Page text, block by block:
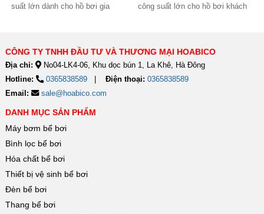
suất lớn dành cho hồ bơi gia
công suất lớn cho hồ bơi khách
CÔNG TY TNHH ĐẦU TƯ VÀ THƯƠNG MẠI HOABICO
Địa chỉ:
No04-LK4-06, Khu dọc bún 1, La Khê, Hà Đông
Hotline:
0365838589 Điện thoại: 0365838589
Email:
sale@hoabico.com
DANH MỤC SẢN PHẨM
Máy bơm bể bơi
Bình lọc bể bơi
Hóa chất bể bơi
Thiết bị vệ sinh bể bơi
Đèn bể bơi
Thang bể bơi